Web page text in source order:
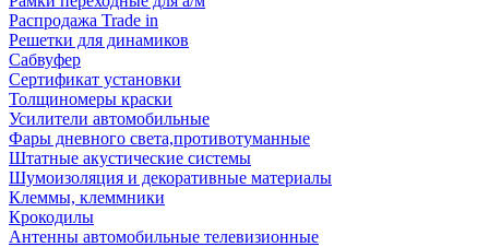
Распродажа Trade in
Решетки для динамиков
Сабвуфер
Сертификат установки
Толщиномеры краски
Усилители автомобильные
Фары дневного света,противотуманные
Штатные акустические системы
Шумоизоляция и декоративные материалы
Клеммы, клеммники
Крокодилы
Антенны автомобильные телевизионные